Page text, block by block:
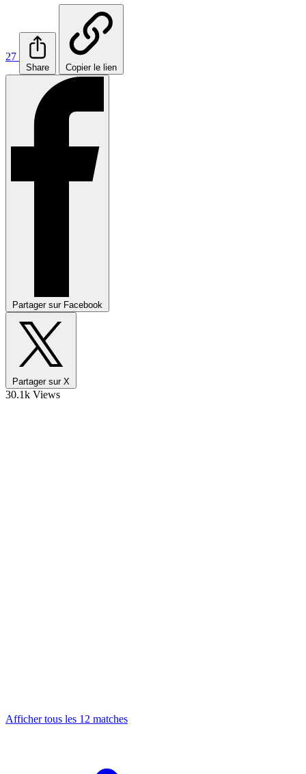
27
Share Copier le lien
Partager sur Facebook
Partager sur X
30.1k Views
Afficher tous les 12 matches